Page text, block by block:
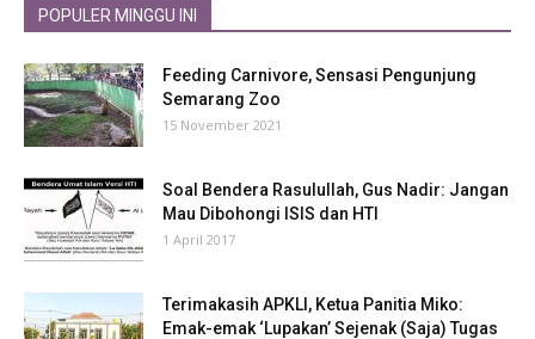
POPULER MINGGU INI
Feeding Carnivore, Sensasi Pengunjung
Semarang Zoo
15 November 2021
Soal Bendera Rasulullah, Gus Nadir: Jangan
Mau Dibohongi ISIS dan HTI
1 April 2017
Terimakasih APKLI, Ketua Panitia Miko:
Emak-emak ‘Lupakan’ Sejenak (Saja) Tugas